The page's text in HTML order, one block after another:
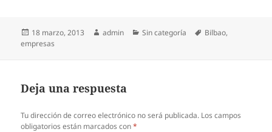
Publicado
el
18 marzo, 2013 Autor
admin Categorías
Sin categoría Etiquetas
Bilbao,
empresas
Deja una respuesta
Tu dirección de correo electrónico no será publicada. Los campos
obligatorios están marcados con*